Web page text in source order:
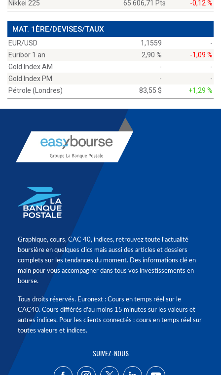
Nikkei 225 65 606,71 Pts -0,12 %
MAT. 1ÈRE/DEVISES/TAUX
EUR/USD 1,1559
-
Euribor 1 an
2,90 %
-1,09 %
Gold Index AM
-
-
Gold Index PM
-
-
Pétrole (Londres)
83,55 $ +1,29 %
Graphique, cours, CAC 40, indices, retrouvez toute l'actualité
boursière en quelques clics mais aussi des articles et dossiers
complets sur les tendances du moment. Des informations clé en
main pour vous accompagner dans tous vos investissements en
bourse.
Tous droits réservés. Euronext : Cours en temps réel sur le
CAC40. Cours différés d'au moins 15 minutes sur les valeurs et
autres indices. Pour les clients connectés : cours en temps réel sur
toutes valeurs et indices.
SUIVEZ-NOUS